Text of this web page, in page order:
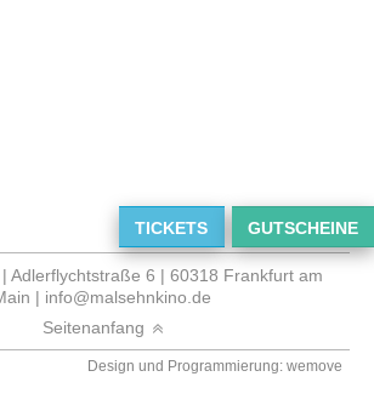
TICKETS GUTSCHEINE
| Adlerflychtstraße 6 | 60318 Frankfurt am
| info@malsehnkino.de
Seitenanfang
Design und Programmierung: wemove